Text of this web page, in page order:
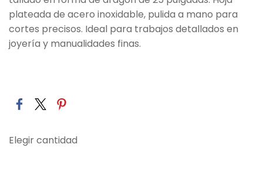
plateada de acero inoxidable, pulida a mano para
cortes precisos. Ideal para trabajos detallados en
joyería y manualidades finas.
Elegir cantidad